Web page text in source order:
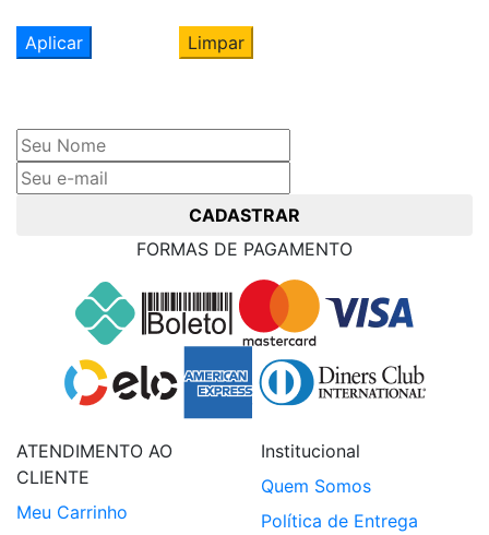
Aplicar Limpar
CADASTRAR
FORMAS DE PAGAMENTO
ATENDIMENTO AO
CLIENTE
Meu Carrinho
Institucional
Quem Somos
Política de Entrega